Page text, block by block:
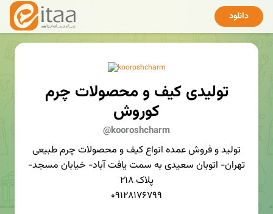
دانلود
تولیدی کیف و محصولات چرم
کوروش
@kooroshcharm
تولید و فروش عمده انواع کیف و محصولات چرم طبیعی
تهران- اتوبان سعیدی به سمت یافت آباد- خیابان مسجد-
پلاک ۲۱۸
۰۹۱۲۸۱۷۶۷۹۹